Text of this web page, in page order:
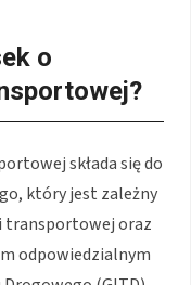
o
składa się do
który jest zależny
transportowej oraz
odpowiedzialnym